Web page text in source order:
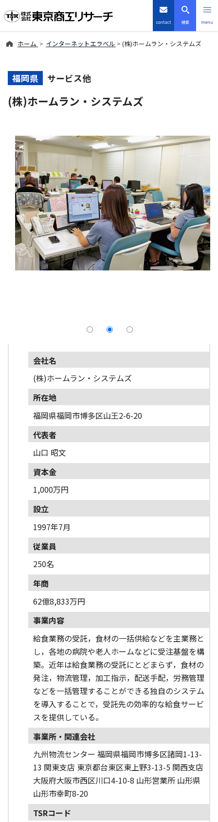
contact 検索 menu
TSRデータインサイト
TSR-PLUS
会社案内
商品・サービス
導入事例
採用情報
よくあるご質問
ホーム インターネットエラベル (株)ホームラン・システムズ
福岡県 サービス他
(株)ホームラン・システムズ
会社名
(株)ホームラン・システムズ
所在地
福岡県福岡市博多区山王2-6-20
代表者
山口 昭文
資本金
1,000万円
設立
1997年7月
従業員
250名
年商
62億8,833万円
事業内容
給食業務の受託，食材の一括供給などを主業務と
し，各地の病院や老人ホームなどに受注基盤を構
築。近年は給食業務の受託にとどまらず，食材の
発注，物流管理，加工指示，配送手配，労務管理
などを一括管理することができる独自のシステム
を導入することで，受託先の効率的な給食サービ
スを提供している。
事業所・関連会社
九州物流センター 福岡県福岡市博多区諸岡1-13-
13 関東支店 東京都台東区東上野3-13-5 関西支店
大阪府大阪市西区川口4-10-8 山形営業所 山形県
山形市幸町8-20
TSRコード